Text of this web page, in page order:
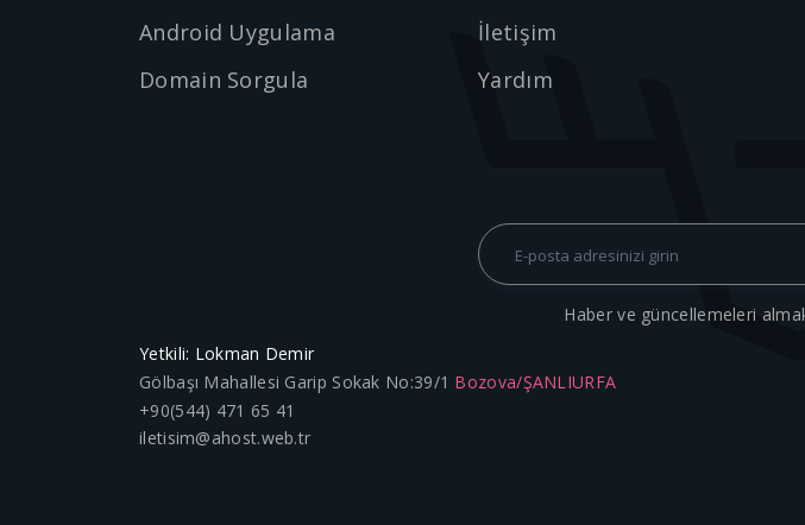
Android Uygulama
Domain Sorgula
İletişim
Yardım
Haber ve güncellemeleri
Yetkili: Lokman Demir
Gölbaşı Mahallesi Garip Sokak No:39/1 Bozova/ŞANLIURFA
+90(544) 471 65 41
iletisim@ahost.web.tr